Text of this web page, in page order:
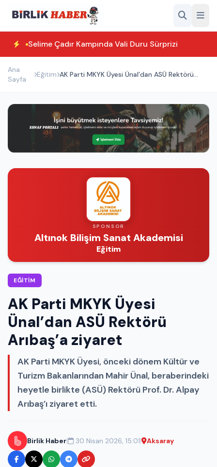
Selime Çadır Kampında Vali Duru Sürprizi
Ana
Sayfa
Eğitim AK Parti MKYK Üyesi Ünal’dan ASÜ Rektörü
SPONSOR
Altınok Bilişim Sanat Akademisi
Eğitim
EĞITIM
AK Parti MKYK Üyesi
Ünal’dan ASÜ Rektörü
Arıbaş’a ziyaret
AK Parti MKYK Üyesi, önceki dönem Kültür ve
Turizm Bakanlarından Mahir Ünal, beraberindeki
heyetle birlikte (ASÜ) Rektörü Prof. Dr. Alpay
Arıbaş’ı ziyaret etti.
Birlik Haber| 30 Nisan 2026, 15:01| Aksaray